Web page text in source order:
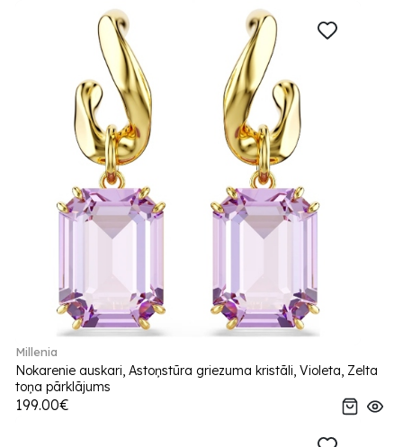
Millenia
Nokarenie auskari, Astoņstūra griezuma kristāli, Violeta, Zelta
toņa pārklājums
199.00€